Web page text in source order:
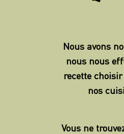
Nous avons
nous nous
recette
nos
Vous ne